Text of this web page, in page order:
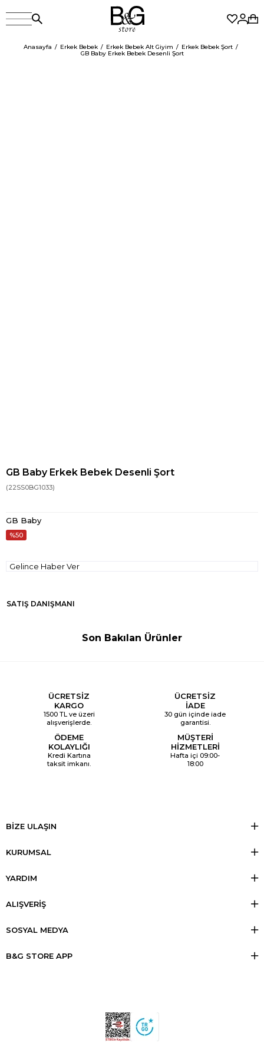
Anasayfa Erkek Bebek Erkek Bebek Alt Giyim
Erkek Bebek Şort
GB Baby Erkek Bebek Desenli Şort
GB Baby Erkek Bebek Desenli Şort
(22SS0BG1033)
GB Baby
50
Gelince Haber Ver
SATIŞ DANIŞMANI
Son Bakılan Ürünler
ÜCRETSİZ
KARGO
1500 TL ve üzeri
alışverişlerde.
ÜCRETSİZ
İADE
30 gün içinde iade
garantisi.
ÖDEME
KOLAYLIĞI
Kredi Kartına
taksit imkanı.
MÜŞTERİ
HİZMETLERİ
Hafta içi 09:00-
18:00
BİZE ULAŞIN
KURUMSAL
YARDIM
ALIŞVERİŞ
SOSYAL MEDYA
B&G STORE APP